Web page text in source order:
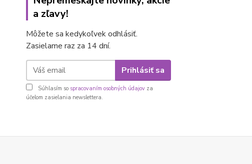
a zľavy!
Môžete sa kedykoľvek odhlásiť.
Zasielame raz za 14 dní.
Prihlásiť sa
Súhlasím so spracovaním osobných údajov za
účelom zasielania newslettera.